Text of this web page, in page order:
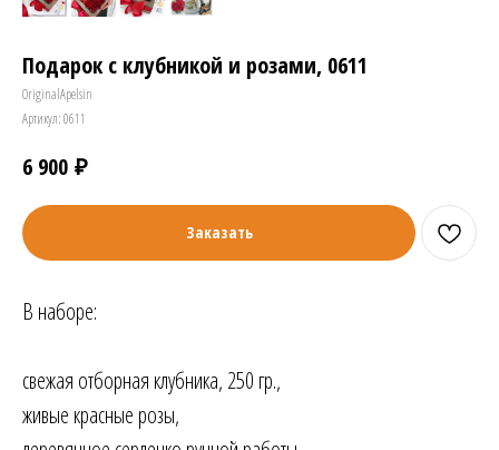
Подарок с клубникой и розами, 0611
OriginalApelsin
Артикул:0611
6 900 ₽
Заказать
В наборе:
свежая отборная клубника, 250 гр.,
живые красные розы,